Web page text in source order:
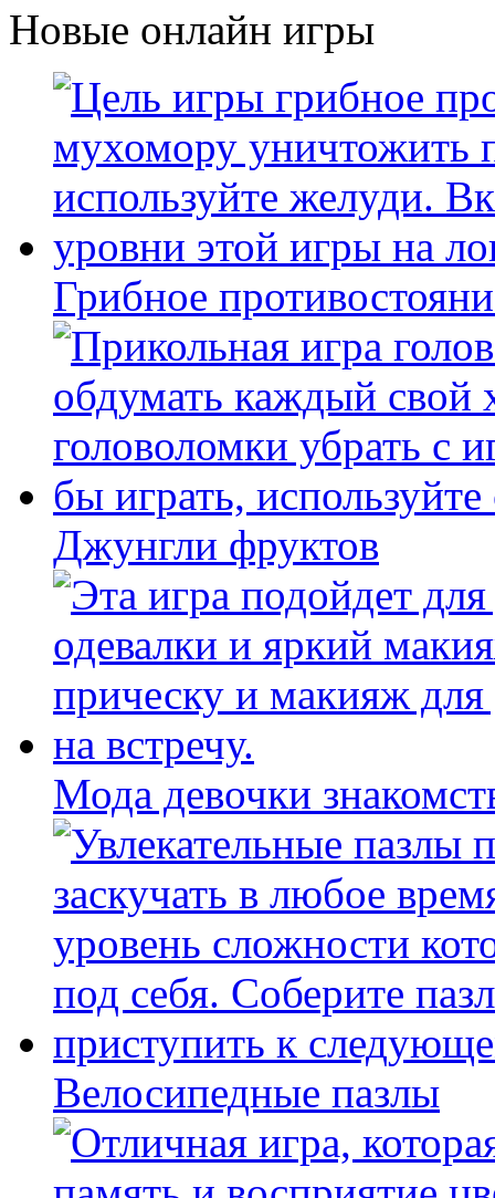
Новые онлайн игры
Грибное
Джунгли фруктов
Мода девочки
Велосипедные пазлы